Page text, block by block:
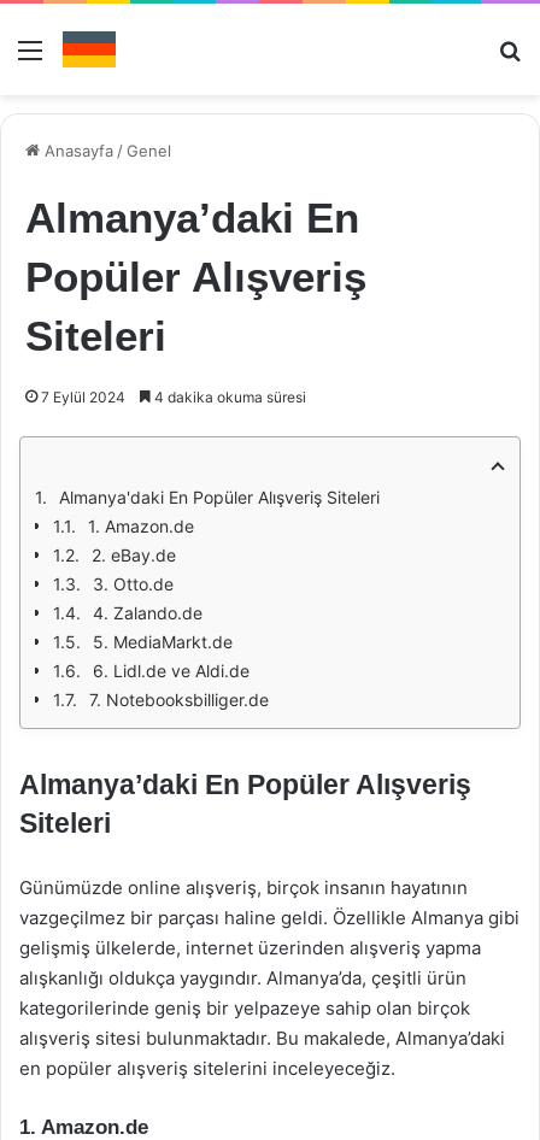
Menü
Anasayfa /Genel
Almanya’daki En
Popüler Alışveriş
Siteleri
7 Eylül 2024 4 dakika okuma süresi
Almanya'daki En Popüler Alışveriş Siteleri
1. Amazon.de
2. eBay.de
3. Otto.de
4. Zalando.de
5. MediaMarkt.de
6. Lidl.de ve Aldi.de
7. Notebooksbilliger.de
Almanya’daki En Popüler Alışveriş
Siteleri
Günümüzde online alışveriş, birçok insanın hayatının
vazgeçilmez bir parçası haline geldi. Özellikle Almanya gibi
gelişmiş ülkelerde, internet üzerinden alışveriş yapma
alışkanlığı oldukça yaygındır. Almanya’da, çeşitli ürün
kategorilerinde geniş bir yelpazeye sahip olan birçok
alışveriş sitesi bulunmaktadır. Bu makalede, Almanya’daki
en popüler alışveriş sitelerini inceleyeceğiz.
1. Amazon.de